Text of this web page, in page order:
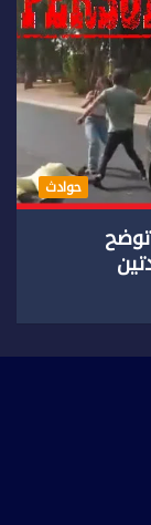
حوادث
توضح